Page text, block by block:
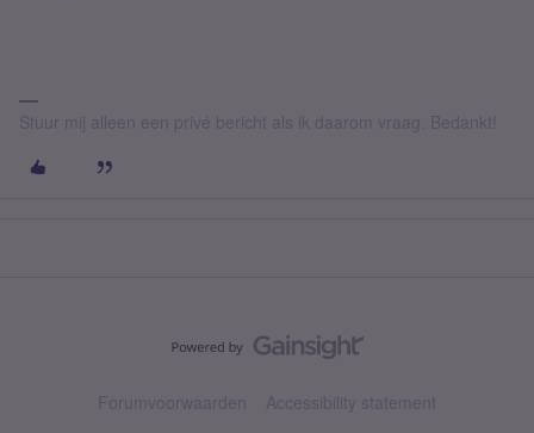
Stuur mij alleen een privé bericht als ik daarom vraag. Bedankt!
Forumvoorwaarden Accessibility statement